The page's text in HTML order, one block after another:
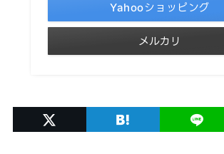
Yahooショッピング
メルカリ